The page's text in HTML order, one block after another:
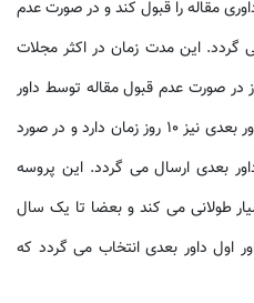
مقاله را قبول کند و در صورت عدم
گردد. این مدت زمان در اکثر مجلات
10 روز می باشد و پس از 10 روز در صورت عدم قبول مقاله توسط داور
مقاله برای داور بعدی ارسال شده و داور بعدی نیز 10 روز زمان دارد و در صورد
بعدی ارسال می گردد. این پروسه
طولانی می کند و بعضا تا یک سال
اول داور بعدی انتخاب می گردد که